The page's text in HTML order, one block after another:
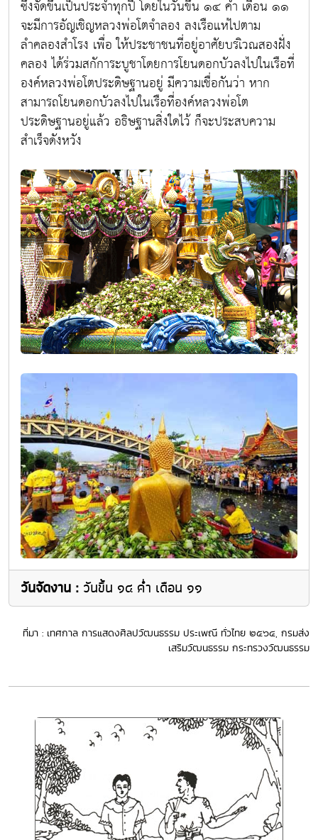
ซึ่งจัดขึ้นเป็นประจำทุกปี โดยในวันขึ้น ๑๔ คํ่า เดือน ๑๑
จะมีการอัญเชิญหลวงพ่อโตจำลอง ลงเรือแห่ไปตาม
ลำคลองสำโรง เพื่อ ให้ประชาชนที่อยู่อาศัยบรเิวณสองฝั่ง
คลอง ได้ร่วมสกัการะบูชาโดยการโยนดอกบัวลงไปในเรือที่
องค์หลวงพ่อโตประดิษฐานอยู่ มีความเชื่อกันว่า หาก
สามารถโยนดอกบัวลงไปในเรือที่องค์หลวงพ่อโต
ประดิษฐานอยู่แล้ว อธิษฐานสิ่งใดไว้ ก็จะประสบความ
สำเร็จดังหวัง
วันจัดงาน : วันขึ้น ๑๔ คํ่า เดือน ๑๑
ที่มา : เทศกาล การแสดงศิลปวัฒนธรรม ประเพณี ทั่วไทย ๒๕๖๔, กรมส่ง
เสริมวัฒนธรรม กระทรวงวัฒนธรรม